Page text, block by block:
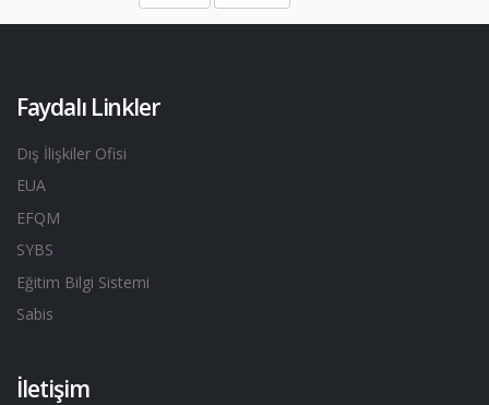
Faydalı Linkler
Dış İlişkiler Ofisi
EUA
EFQM
SYBS
Eğitim Bilgi Sistemi
Sabis
İletişim